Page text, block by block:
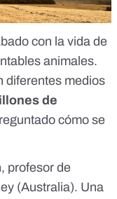
con la vida de
animales.
diferentes medios
de
cómo se
, profesor de
(Australia). Una